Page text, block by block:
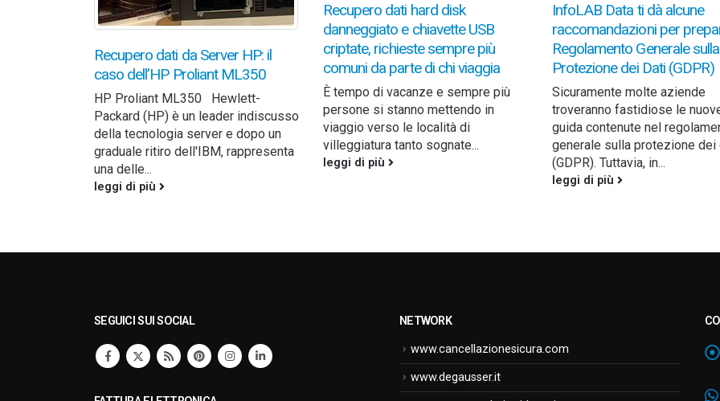
Recupero dati da Server HP: il
caso dell’HP Proliant ML350
HP Proliant ML350 Hewlett-
Packard (HP) è un leader indiscusso
della tecnologia server e dopo un
graduale ritiro dell'IBM, rappresenta
una delle...
leggi di più
Recupero dati hard disk
danneggiato e chiavette USB
criptate, richieste sempre più
comuni da parte di chi viaggia
È tempo di vacanze e sempre più
persone si stanno mettendo in
viaggio verso le località di
villeggiatura tanto sognate...
leggi di più
InfoLAB Data ti dà alcune
raccomandazioni per
Regolamento Generale sulla
Protezione dei Dati (GDPR)
Sicuramente molte aziende
troveranno fastidiose le
guida contenute nel
generale sulla protezione dei
(GDPR). Tuttavia, in...
leggi di più
SEGUICI SUI SOCIAL NETWORK
www.cancellazionesicura.com
www.degausser.it